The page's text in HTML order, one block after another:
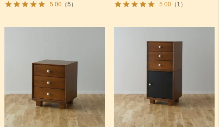
5.00（5）
5.00（1）